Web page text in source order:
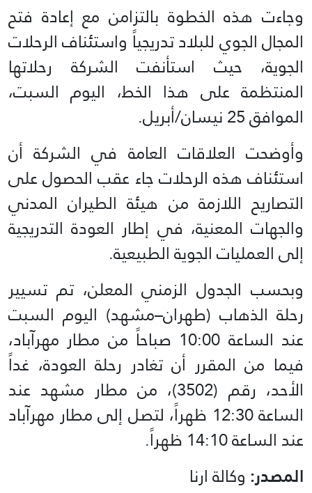
وجاءت هذه الخطوة بالتزامن مع إعادة فتح
المجال الجوي للبلاد تدريجياً واستئناف الرحلات
الجوية، حيث استأنفت الشركة رحلاتها
المنتظمة على هذا الخط، اليوم السبت،
الموافق 25 نيسان/أبريل.
وأوضحت العلاقات العامة في الشركة أن
استئناف هذه الرحلات جاء عقب الحصول على
التصاريح اللازمة من هيئة الطيران المدني
والجهات المعنية، في إطار العودة التدريجية
إلى العمليات الجوية الطبيعية.
وبحسب الجدول الزمني المعلن، تم تسيير
رحلة الذهاب (طهران–مشهد) اليوم السبت
عند الساعة 10:00 صباحاً من مطار مهرآباد،
فيما من المقرر أن تغادر رحلة العودة، غداً
الأحد، رقم (3502)، من مطار مشهد عند
الساعة 12:30 ظهراً، لتصل إلى مطار مهرآباد
عند الساعة 14:10 ظهراً.
المصدر: وكالة ارنا